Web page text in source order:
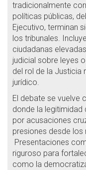
tradicionalmente
políticas públicas,
Ejecutivo, terminan
los tribunales.
ciudadanas
judicial sobre leyes
del rol de la Justicia
jurídico.
El debate se vuelve
donde la
por acusaciones
presiones desde
Presentaciones
riguroso para
como la